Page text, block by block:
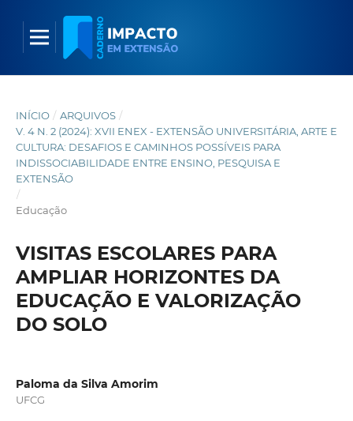
INÍCIO / ARQUIVOS /
V. 4 N. 2 (2024): XVII ENEX - EXTENSÃO UNIVERSITÁRIA, ARTE E
CULTURA: DESAFIOS E CAMINHOS POSSÍVEIS PARA
INDISSOCIABILIDADE ENTRE ENSINO, PESQUISA E
EXTENSÃO
/
Educação
VISITAS ESCOLARES PARA
AMPLIAR HORIZONTES DA
EDUCAÇÃO E VALORIZAÇÃO
DO SOLO
Paloma da Silva Amorim
UFCG